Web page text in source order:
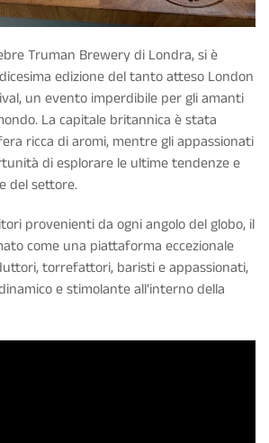
Truman Brewery di Londra, si è
edizione del tanto atteso London
un evento imperdibile per gli amanti
La capitale britannica è stata
ricca di aromi, mentre gli appassionati
di esplorare le ultime tendenze e
del settore.
provenienti da ogni angolo del globo, il
come una piattaforma eccezionale
torrefattori, baristi e appassionati,
e stimolante all'interno della